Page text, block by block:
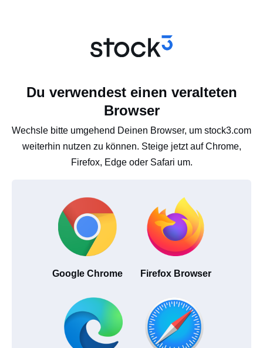
Du verwendest einen veralteten
Browser
Wechsle bitte umgehend Deinen Browser, um stock3.com
weiterhin nutzen zu können. Steige jetzt auf Chrome,
Firefox, Edge oder Safari um.
Google Chrome Firefox Browser